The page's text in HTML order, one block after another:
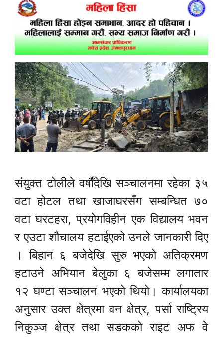
संयुक्त टोलीले वर्षौंदेखि सञ्चालनमा रहेका ३५
वटा होटल तथा खाजाघरसँग सम्बन्धित ७०
वटा घरटहरा, प्रयोगविहीन एक विद्यालय भवन
र एउटा शौचालय हटाईएको उनले जानकारी दिए
। बिहान ६ बजेदेखि सुरु भएको अतिक्रमण
हटाउने अभियान बेलुका ६ बजेसम्म लगातार
१२ घण्टा सञ्चालन भएको थियो। कार्यालयका
अनुसार उक्त क्षेत्रमा वन क्षेत्र, पर्सा राष्ट्रिय
निकुञ्ज क्षेत्र तथा सडकको राइट अफ वे